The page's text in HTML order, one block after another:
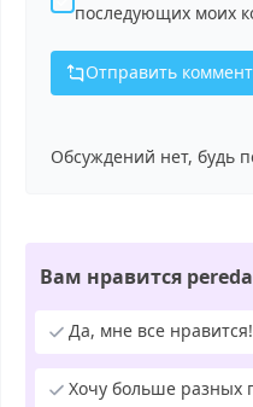
последующих моих
Отправить
Обсуждений нет, будь
Вам нравится
Да, мне все нравится!
Хочу больше разных